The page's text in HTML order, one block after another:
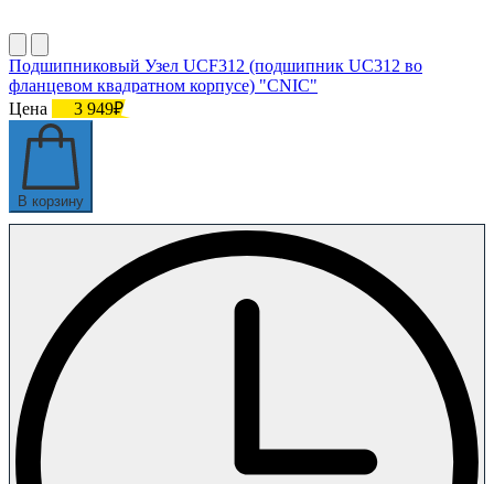
Подшипниковый Узел UCF312 (подшипник UC312 во
фланцевом квадратном корпусе) "CNIC"
Цена
3 949₽
В корзину